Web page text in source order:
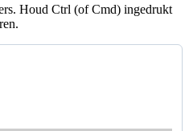
Houd Ctrl (of Cmd) ingedrukt